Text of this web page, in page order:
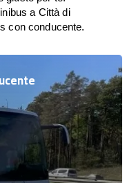
a Città di
con conducente.